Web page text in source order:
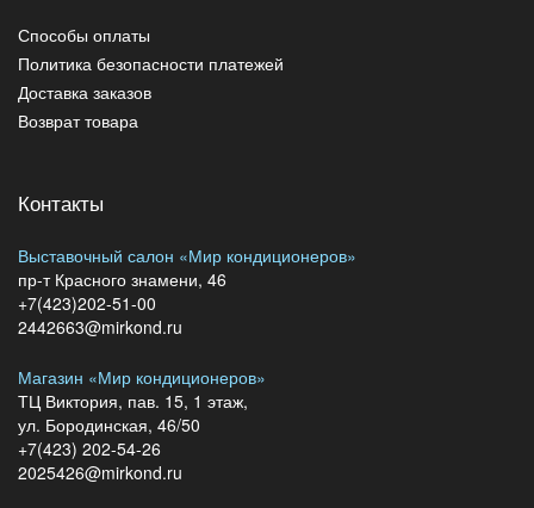
Способы оплаты
Политика безопасности платежей
Доставка заказов
Возврат товара
Контакты
Выставочный салон «Мир кондиционеров»
пр-т Красного знамени, 46
+7(423)202-51-00
2442663@mirkond.ru
Магазин «Мир кондиционеров»
ТЦ Виктория, пав. 15, 1 этаж,
ул. Бородинская, 46/50
+7(423) 202-54-26
2025426@mirkond.ru